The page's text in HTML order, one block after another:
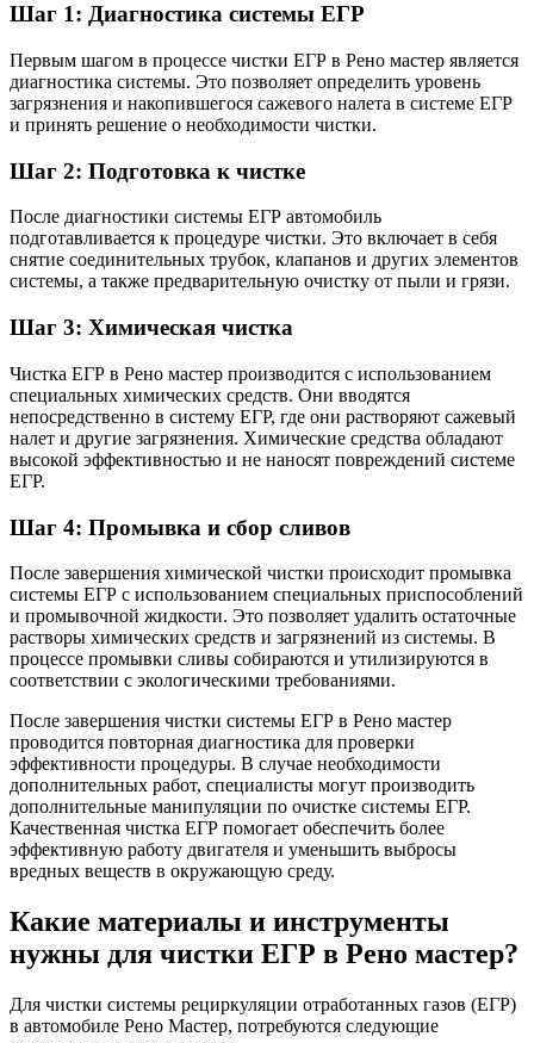
Шаг 1: Диагностика системы ЕГР
Первым шагом в процессе чистки ЕГР в Рено мастер является
диагностика системы. Это позволяет определить уровень
загрязнения и накопившегося сажевого налета в системе ЕГР
и принять решение о необходимости чистки.
Шаг 2: Подготовка к чистке
После диагностики системы ЕГР автомобиль
подготавливается к процедуре чистки. Это включает в себя
снятие соединительных трубок, клапанов и других элементов
системы, а также предварительную очистку от пыли и грязи.
Шаг 3: Химическая чистка
Чистка ЕГР в Рено мастер производится с использованием
специальных химических средств. Они вводятся
непосредственно в систему ЕГР, где они растворяют сажевый
налет и другие загрязнения. Химические средства обладают
высокой эффективностью и не наносят повреждений системе
ЕГР.
Шаг 4: Промывка и сбор сливов
После завершения химической чистки происходит промывка
системы ЕГР с использованием специальных приспособлений
и промывочной жидкости. Это позволяет удалить остаточные
растворы химических средств и загрязнений из системы. В
процессе промывки сливы собираются и утилизируются в
соответствии с экологическими требованиями.
После завершения чистки системы ЕГР в Рено мастер
проводится повторная диагностика для проверки
эффективности процедуры. В случае необходимости
дополнительных работ, специалисты могут производить
дополнительные манипуляции по очистке системы ЕГР.
Качественная чистка ЕГР помогает обеспечить более
эффективную работу двигателя и уменьшить выбросы
вредных веществ в окружающую среду.
Какие материалы и инструменты
нужны для чистки ЕГР в Рено мастер?
Для чистки системы рециркуляции отработанных газов (ЕГР)
в автомобиле Рено Мастер, потребуются следующие